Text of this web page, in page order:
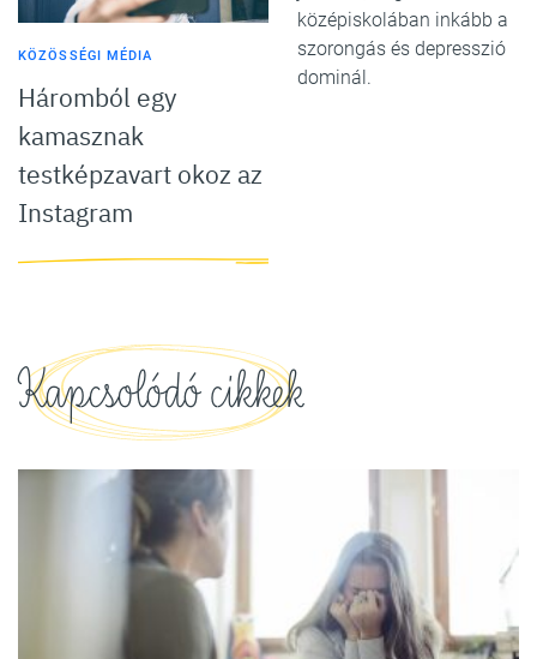
KÖZÖSSÉGI MÉDIA
Háromból egy
kamasznak
testképzavart okoz az
Instagram
középiskolában inkább a
szorongás és depresszió
dominál.
Kapcsolódó cikkek